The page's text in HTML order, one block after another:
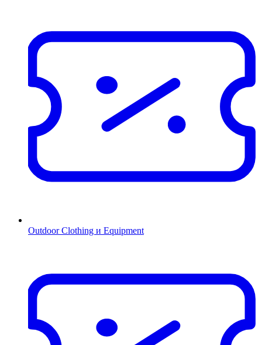
Outdoor Clothing и Equipment